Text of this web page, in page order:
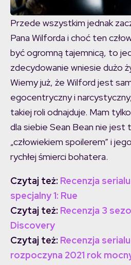
Przede wszystkim jednak
Pana Wilforda i choć ten
być ogromną tajemnicą, to
zdecydowanie wniesie dużo
Wiemy już, że Wilford jest
egocentryczny i
takiej roli odnajduje. Mam
dla siebie Sean Bean nie jest
„człowiekiem spoilerem” i
rychłej śmierci bohatera.
Czytaj też: Recenzja
specjalny 1: Rue
Czytaj też: Recenzja 3
Discovery
Czytaj też: Recenzja
rozpoczyna 2021 rok